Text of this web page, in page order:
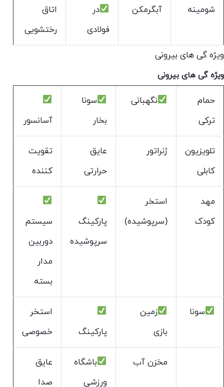
شومینه آبگرمکن
در
فولادی
اتاق
رختشویی
ویژه گی های بیرونی
ویژه گی های بیرونی
حمام
ترکی
نگهبانی
سونا
بخار
آسانسور
تلویزیون
کابلی
ژنراتور
عایق
حرارتی
تقویت
کننده
مهد
کودک
استخر
(سرپوشیده)
پارکینگ
سرپوشیده
سیستم
دوربین
مدار
بسته
سونا
زمین
بازی
پارکینگ
استخر
خصوصی
مخزن آب
باشگاه
ورزشی
عایق
صدا